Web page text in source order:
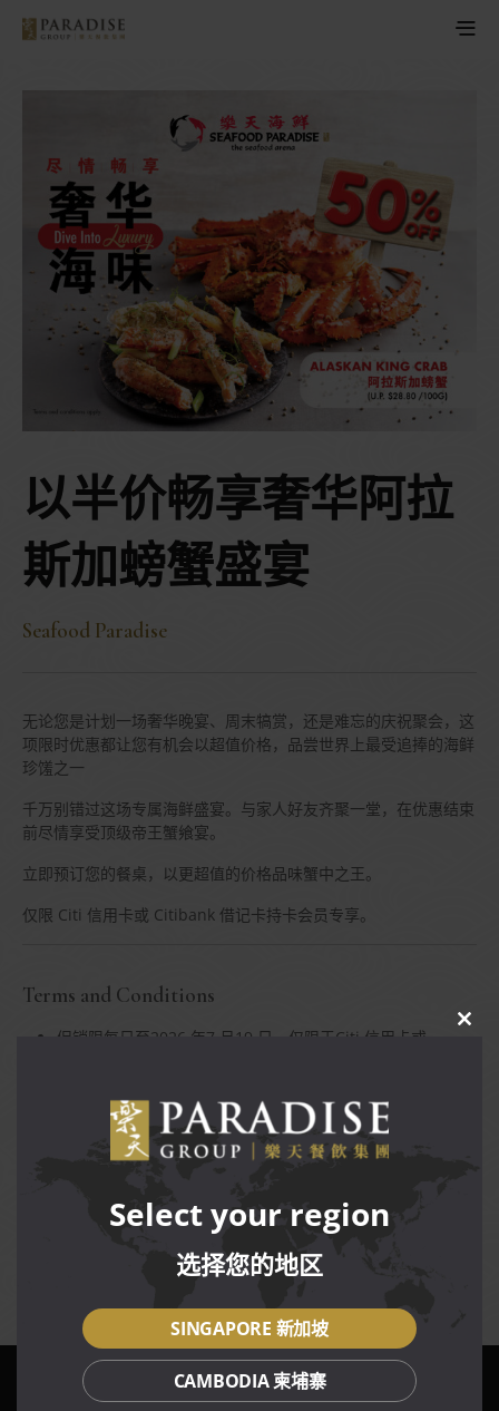
以半价畅享奢华阿拉
斯加螃蟹盛宴
Seafood Paradise
无论您是计划一场奢华晚宴、周末犒赏，还是难忘的庆祝聚会，这
项限时优惠都让您有机会以超值价格，品尝世界上最受追捧的海鲜
珍馐之一
千万别错过这场专属海鲜盛宴。与家人好友齐聚一堂，在优惠结束
前尽情享受顶级帝王蟹飨宴。
立即预订您的餐桌，以更超值的价格品味蟹中之王。
仅限 Citi 信用卡或 Citibank 借记卡持卡会员专享。
Terms and Conditions
促销限每日至2026 年7 月19 日，仅限于Citi 信用卡或
可享受此优惠。
促销不可预定包厢和在包厢里用餐。
享用折扣阿拉斯加螃蟹促销的同时不可和其它折扣，促销，
允许无限次兑换。
价格和折扣不包括服务费与消费税。
折扣在服务费与消费税之前给予。
樂天集团保有权力更改促销的任何条规，恕不另行通知。
Select your region
选择您的地区
SINGAPORE 新加坡
CAMBODIA 柬埔寨